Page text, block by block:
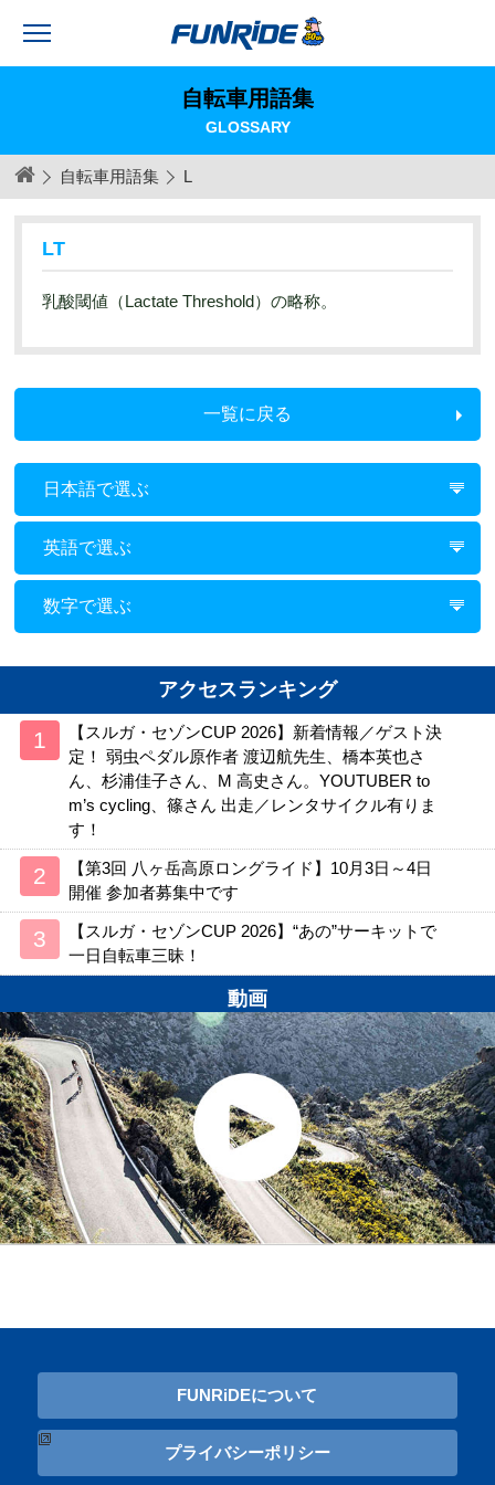
自転車用語集
GLOSSARY
自転車用語集 L
LT
乳酸閾値（Lactate Threshold）の略称。
一覧に戻る
日本語で選ぶ
英語で選ぶ
数字で選ぶ
アクセスランキング
【スルガ・セゾンCUP 2026】新着情報／ゲスト決
定！ 弱虫ペダル原作者 渡辺航先生、橋本英也さ
ん、杉浦佳子さん、M 高史さん。YOUTUBER to
m’s cycling、篠さん 出走／レンタサイクル有りま
す！
【第3回 八ヶ岳高原ロングライド】10月3日～4日
開催 参加者募集中です
【スルガ・セゾンCUP 2026】“あの”サーキットで
一日自転車三昧！
動画
FUNRiDEについて
プライバシーポリシー